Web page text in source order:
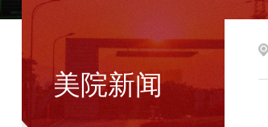
美院新闻